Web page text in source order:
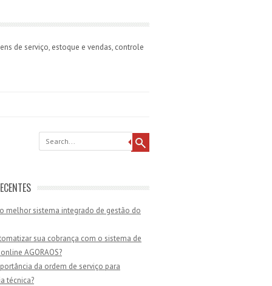
de serviço, estoque e vendas, controle
melhor sistema integrado de gestão do
sua cobrança com o sistema de
AGORAOS?
da ordem de serviço para
técnica?